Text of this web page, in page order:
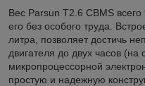
Вес Parsun T2.6 CBMS всего
его без особого труда.
литра, позволяет достичь
двигателя до двух часов
микропроцессорной
простую и надежную